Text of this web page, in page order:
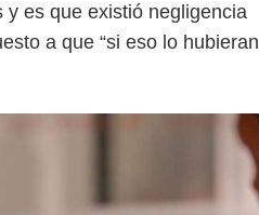
es que existió negligencia
a que “si eso lo hubieran